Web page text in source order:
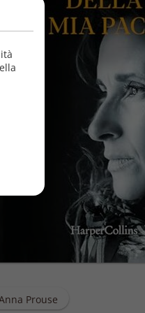
Prouse